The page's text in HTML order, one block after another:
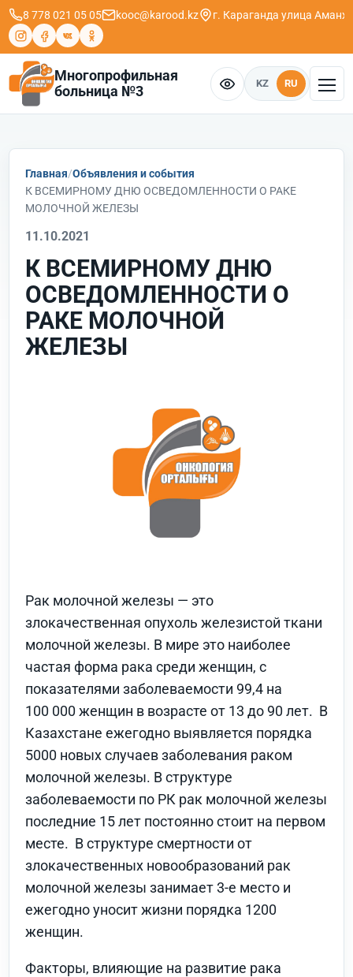
8 778 021 05 05 kooc@karood.kz г. Караганда ​улица
Многопрофильная
больница №3
KZ RU
Главная Объявления и события
К ВСЕМИРНОМУ ДНЮ ОСВЕДОМЛЕННОСТИ О РАКЕ
МОЛОЧНОЙ ЖЕЛЕЗЫ
11.10.2021
К ВСЕМИРНОМУ ДНЮ
ОСВЕДОМЛЕННОСТИ О
РАКЕ МОЛОЧНОЙ
ЖЕЛЕЗЫ
Рак молочной железы — это
злокачественная опухоль железистой ткани
молочной железы. В мире это наиболее
частая форма рака среди женщин, с
показателями заболеваемости 99,4 на
100 000 женщин в возрасте от 13 до 90 лет. В
Казахстане ежегодно выявляется порядка
5000 новых случаев заболевания раком
молочной железы. В структуре
заболеваемости по РК рак молочной железы
последние 15 лет постоянно стоит на первом
месте. В структуре смертности от
злокачественных новообразований рак
молочной железы занимает 3-е место и
ежегодно уносит жизни порядка 1200
женщин.
Факторы, влияющие на развитие рака